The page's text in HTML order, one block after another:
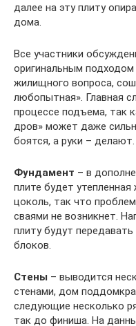
далее на эту плиту
дома.
Все участники
оригинальным
жилищного вопроса,
любопытная». Главная
процессе подъема, так
дров» может даже
боятся, а руки – делают.
Фундамент – в
плите будет
цоколь, так что
сваями не возникнет.
плиту будут
блоков.
Стены – выводится
стенами, дом
следующие несколько
так до финиша. На